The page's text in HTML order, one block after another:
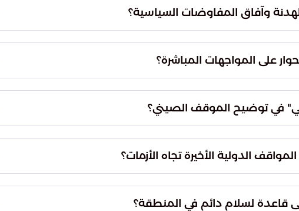
حالة الحرب وتوفير بيئة مناسبة للمفاوضات الهادفة، بما
القائمة.
وآفاق المفاوضات السياسية؟
وقف إطلاق النار ينهي حالة التوتر الدائم، ويفتح آفاقاً
مصالح كافة شعوب المنطقة.
على المواجهات المباشرة؟
في بناء الثقة المتبادلة ويقلل من الخسائر البشرية
العسكرية والحروب المفتوحة.
في توضيح الموقف الصيني؟
الصين بالعمل المشترك وفقاً للمواثيق الدولية، مما يعزز من
والاستقرار في منطقة الخليج والشرق الأوسط.
الدولية الأخيرة تجاه الأزمات؟
هذا التوافق الدولي رغبة واضحة في إنهاء الأزمات عبر
قاعدة لسلام دائم في المنطقة؟